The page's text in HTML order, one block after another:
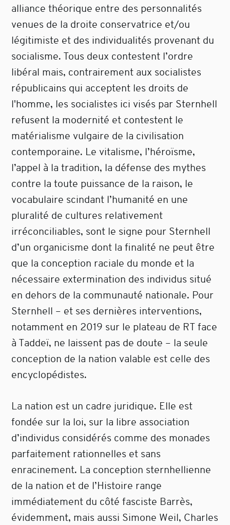
alliance théorique entre des personnalités
venues de la droite conservatrice et/ou
légitimiste et des individualités provenant du
socialisme. Tous deux contestent l’ordre
libéral mais, contrairement aux socialistes
républicains qui acceptent les droits de
l'homme, les socialistes ici visés par Sternhell
refusent la modernité et contestent le
matérialisme vulgaire de la civilisation
contemporaine. Le vitalisme, l’héroïsme,
l’appel à la tradition, la défense des mythes
contre la toute puissance de la raison, le
vocabulaire scindant l’humanité en une
pluralité de cultures relativement
irréconciliables, sont le signe pour Sternhell
d’un organicisme dont la finalité ne peut être
que la conception raciale du monde et la
nécessaire extermination des individus situé
en dehors de la communauté nationale. Pour
Sternhell – et ses dernières interventions,
notamment en 2019 sur le plateau de RT face
à Taddeï, ne laissent pas de doute – la seule
conception de la nation valable est celle des
encyclopédistes.
La nation est un cadre juridique. Elle est
fondée sur la loi, sur la libre association
d’individus considérés comme des monades
parfaitement rationnelles et sans
enracinement. La conception sternhellienne
de la nation et de l’Histoire range
immédiatement du côté fasciste Barrès,
évidemment, mais aussi Simone Weil, Charles